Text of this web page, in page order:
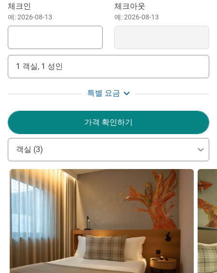
Mr Duarte RODRIGUES 호텔 관리
이 호텔 예약하기
체크인
예: 2026-08-13
체크아웃
예: 2026-08-13
1 객실, 1 성인
특별 요금
가격 확인하기
객실 (3)
세부 정보 보기 세부